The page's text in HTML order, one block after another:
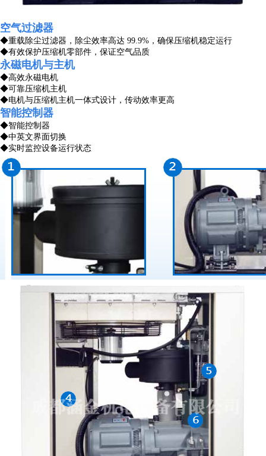
空气过滤器
◆重载除尘过滤器，除尘效率高达 99.9%，确保压缩机稳定运行
◆有效保护压缩机零部件，保证空气品质
永磁电机与主机
◆高效永磁电机
◆可靠压缩机主机
◆电机与压缩机主机一体式设计，传动效率更高
智能控制器
◆智能控制器
◆中英文界面切换
◆实时监控设备运行状态